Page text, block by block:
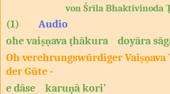
von Śrīla Bhaktivinoda
(1) Audio
ohe vaiṣṇava ṭhākura doyāra
Oh verehrungswürdiger
der Güte -
e dāse karuṇā kori’